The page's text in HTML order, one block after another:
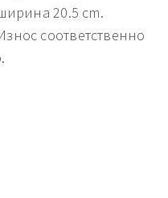
20.5 cm.
соответственно